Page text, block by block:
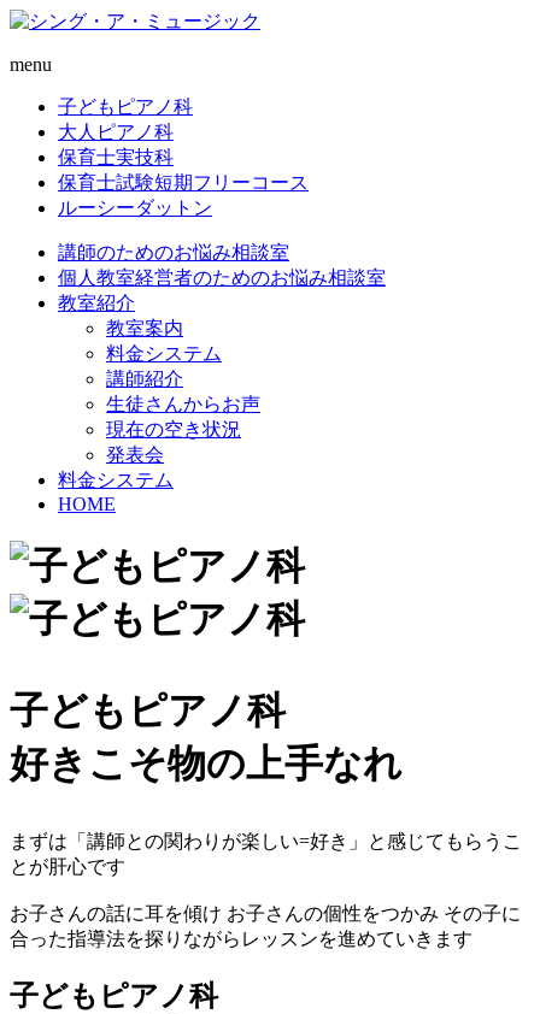
menu
子どもピアノ科
大人ピアノ科
保育士実技科
保育士試験短期フリーコース
ルーシーダットン
講師のためのお悩み相談室
個人教室経営者のためのお悩み相談室
教室紹介
教室案内
料金システム
講師紹介
生徒さんからお声
現在の空き状況
発表会
料金システム
HOME
子どもピアノ科
好きこそ物の上手なれ
まずは 「講師との関わりが楽しい=好き」
と感じてもらうこ
とが肝心です
お子さんの話に耳を傾け お子さんの個性をつかみ その子に
合った指導法を探りながらレッスンを進めていきます
子どもピアノ科